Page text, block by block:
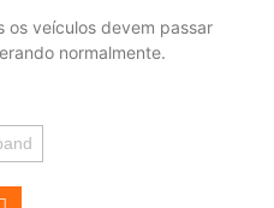
os veículos devem passar
normalmente.